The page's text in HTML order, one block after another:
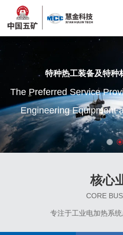
特种材料首选服务商！
Provider for Special
and Special Materials!
特种热工装备及
The Preferred
Engineering
核心
CORE
专注于工业电加热系